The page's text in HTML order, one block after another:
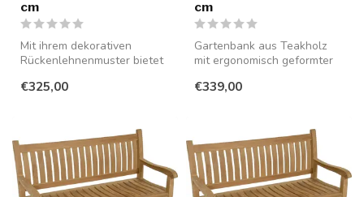
cm
Mit ihrem dekorativen
Rückenlehnenmuster bietet
nur ein...
€325,00
cm
Gartenbank aus Teakholz
mit ergonomisch geformter
lange...
€339,00